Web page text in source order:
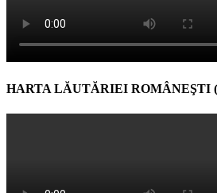
HARTA LĂUTĂRIEI ROMÂNEŞTI